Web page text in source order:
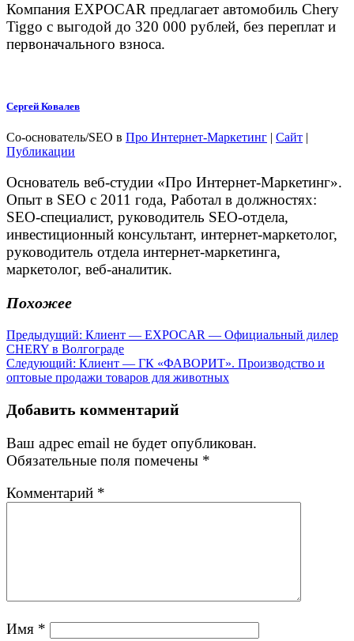
Компания EXPOCAR предлагает автомобиль Chery
Tiggo с выгодой до 320 000 рублей, без переплат и
первоначального взноса.
Сергей Ковалев
Со-основатель/SEO в Про Интернет-Маркетинг | Сайт |
Публикации
Основатель веб-студии «Про Интернет-Маркетинг».
Опыт в SEO с 2011 года, Работал в должностях:
SEO-специалист, руководитель SEO-отдела,
инвестиционный консультант, интернет-маркетолог,
руководитель отдела интернет-маркетинга,
маркетолог, веб-аналитик.
Похожее
Навигация
по
записям
Предыдущий: Предыдущая
запись:
Клиент — EXPOCAR — Официальный дилер
CHERY в Волгограде
Следующий: Следующая
запись:
Клиент — ГК «ФАВОРИТ». Производство и
оптовые продажи товаров для животных
Добавить комментарий
Ваш адрес email не будет опубликован.
Обязательные поля помечены *
Комментарий *
Имя *